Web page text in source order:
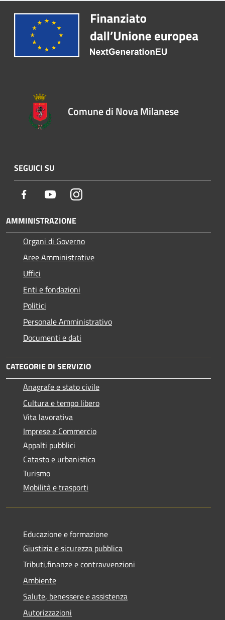
Comune di Nova Milanese
SEGUICI SU
Facebook YoutubeInstagram
AMMINISTRAZIONE
Organi di Governo
Aree Amministrative
Uffici
Enti e fondazioni
Politici
Personale Amministrativo
Documenti e dati
CATEGORIE DI SERVIZIO
Anagrafe e stato civile
Cultura e tempo libero
Vita lavorativa
Imprese e Commercio
Appalti pubblici
Catasto e urbanistica
Turismo
Mobilità e trasporti
Educazione e formazione
Giustizia e sicurezza pubblica
Tributi,finanze e contravvenzioni
Ambiente
Salute, benessere e assistenza
Autorizzazioni